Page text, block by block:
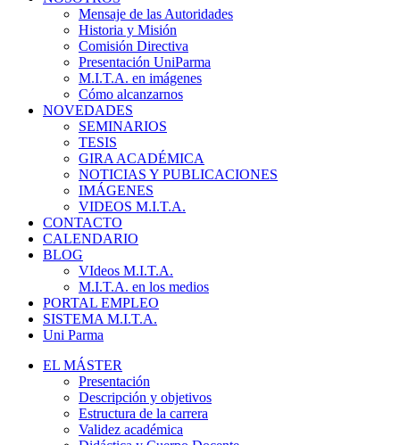
Mensaje de las Autoridades
Historia y Misión
Comisión Directiva
Presentación UniParma
M.I.T.A. en imágenes
Cómo alcanzarnos
NOVEDADES
SEMINARIOS
TESIS
GIRA ACADÉMICA
NOTICIAS Y PUBLICACIONES
IMÁGENES
VIDEOS M.I.T.A.
CONTACTO
CALENDARIO
BLOG
VIdeos M.I.T.A.
M.I.T.A. en los medios
PORTAL EMPLEO
SISTEMA M.I.T.A.
Uni Parma
EL MÁSTER
Presentación
Descripción y objetivos
Estructura de la carrera
Validez académica